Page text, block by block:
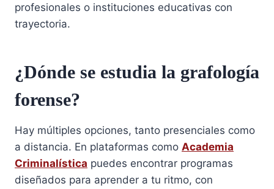
profesionales o instituciones educativas con
trayectoria.
¿Dónde se estudia la grafología
forense?
Hay múltiples opciones, tanto presenciales como
a distancia. En plataformas como Academia
Criminalística puedes encontrar programas
diseñados para aprender a tu ritmo, con